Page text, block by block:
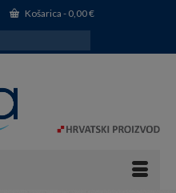
Košarica - 0,00€